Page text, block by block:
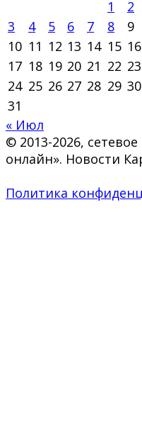
1
2
3
4 5 6 7 8
9
10 11 12 13 14 15 16
17 18 19 20 21 22 23
24 25 26 27 28 29 30
31
« Июл
© 2013-2026,
онлайн». Новости
Политика